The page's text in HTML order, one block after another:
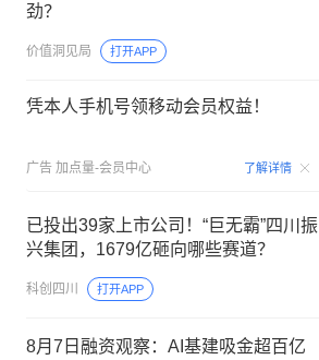
劲？
价值洞见局 打开APP
凭本人手机号领移动会员权益！
广告 加点量-会员中心 了解详情
已投出39家上市公司！“巨无霸”四川振
兴集团，1679亿砸向哪些赛道？
科创四川 打开APP
8月7日融资观察：AI基建吸金超百亿